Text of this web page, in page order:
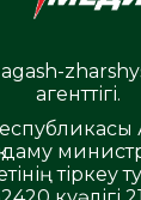
агенттігі.
тіркеу